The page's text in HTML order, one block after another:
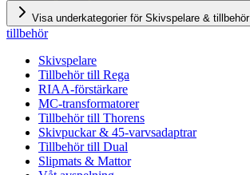
Visa underkategorier för Skivspelare & tillbehör
tillbehör
Skivspelare
Tillbehör till Rega
RIAA-förstärkare
MC-transformatorer
Tillbehör till Thorens
Skivpuckar & 45-varvsadaptrar
Tillbehör till Dual
Slipmats & Mattor